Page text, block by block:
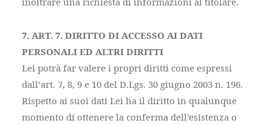
7. ART. 7. DIRITTO DI ACCESSO AI DATI
PERSONALI ED ALTRI DIRITTI
Lei potrà far valere i propri diritti come espressi
dall’art. 7, 8, 9 e 10 del D.Lgs. 30 giugno 2003 n. 196.
Rispetto ai suoi dati Lei ha il diritto in qualunque
momento di ottenere la conferma dell’esistenza o